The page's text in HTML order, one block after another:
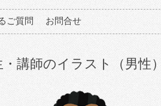
ご質問 お問合せ
講師のイラスト（男性